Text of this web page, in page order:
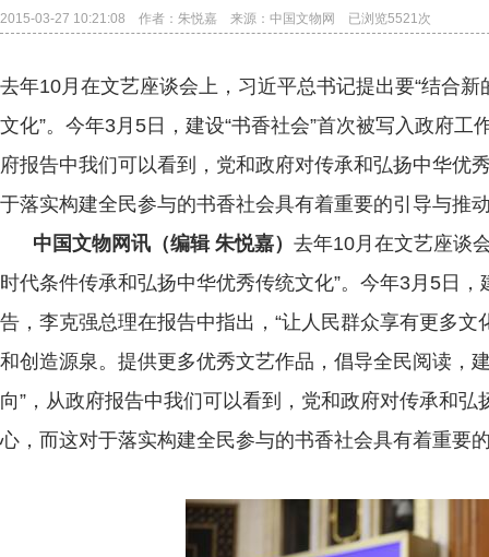
2015-03-27 10:21:08 作者：朱悦嘉 来源：中国文物网 已浏览5521次
去年10月在文艺座谈会上，习近平总书记提出要“结合
文化”。今年3月5日，建设“书香社会”首次被写入政府工
府报告中我们可以看到，党和政府对传承和弘扬中华优
于落实构建全民参与的书香社会具有着重要的引导与推
中国文物网讯（编辑 朱悦嘉） 去年10月在文艺座谈
时代条件传承和弘扬中华优秀传统文化”。今年3月5日，
告，李克强总理在报告中指出，“让人民群众享有更多
和创造源泉。提供更多优秀文艺作品，倡导全民阅读，
向”，从政府报告中我们可以看到，党和政府对传承和
心，而这对于落实构建全民参与的书香社会具有着重要